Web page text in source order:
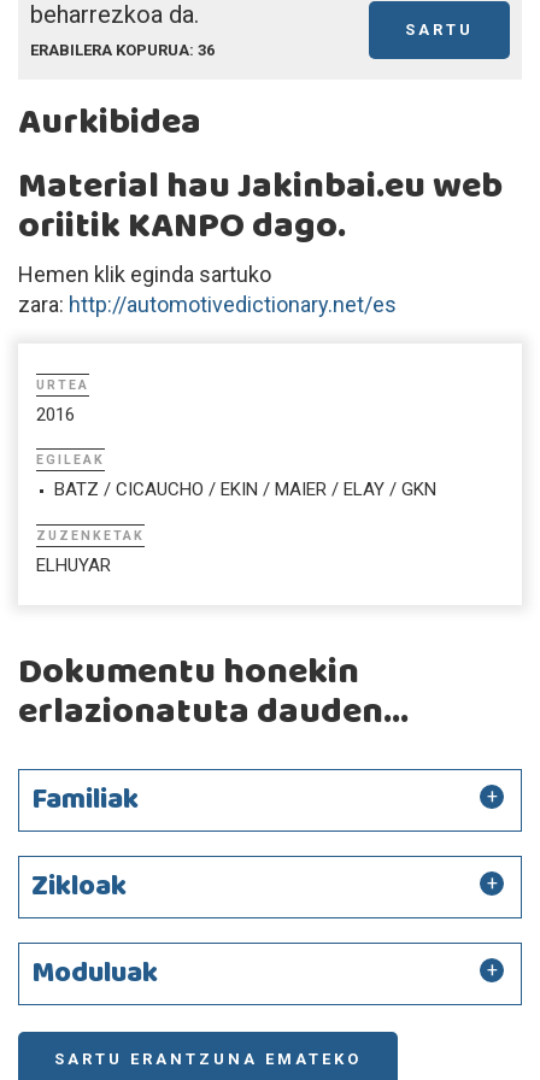
beharrezkoa da.
SARTU
ERABILERA KOPURUA: 36
Aurkibidea
Material hau Jakinbai.eu web
oriitik KANPO dago.
Hemen klik eginda sartuko
zara: http://automotivedictionary.net/es
URTEA
2016
EGILEAK
BATZ / CICAUCHO / EKIN / MAIER / ELAY / GKN
ZUZENKETAK
ELHUYAR
Dokumentu honekin
erlazionatuta dauden...
Familiak
Zikloak
Moduluak
SARTU ERANTZUNA EMATEKO